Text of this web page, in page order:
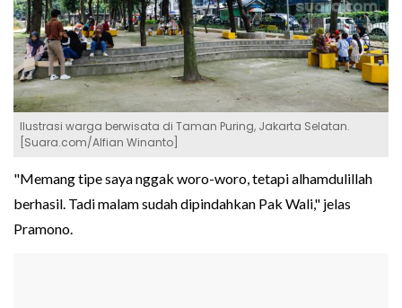
Ilustrasi warga berwisata di Taman Puring, Jakarta Selatan.
[Suara.com/Alfian Winanto]
"Memang tipe saya nggak woro-woro, tetapi alhamdulillah
berhasil. Tadi malam sudah dipindahkan Pak Wali," jelas
Pramono.